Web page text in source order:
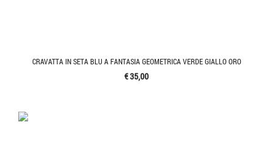
CRAVATTA IN SETA BLU A FANTASIA GEOMETRICA VERDE GIALLO ORO
€ 35,00